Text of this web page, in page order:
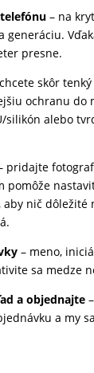
– na
generáciu.
presne.
skôr
ochranu do
silikón alebo
pridajte
pomôže
nič dôležité
– meno,
sa medze
a objednajte
a my